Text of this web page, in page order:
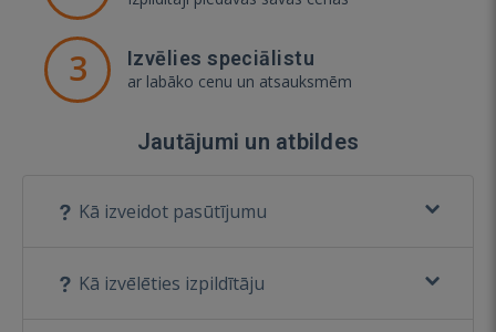
3 Izvēlies speciālistu
ar labāko cenu un atsauksmēm
Jautājumi un atbildes
Kā izveidot pasūtījumu
Kā izvēlēties izpildītāju